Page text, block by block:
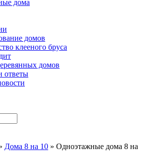
дома
домов
клееного бруса
домов
ответы
Дома 8 на 10 » Одноэтажные дома 8 на